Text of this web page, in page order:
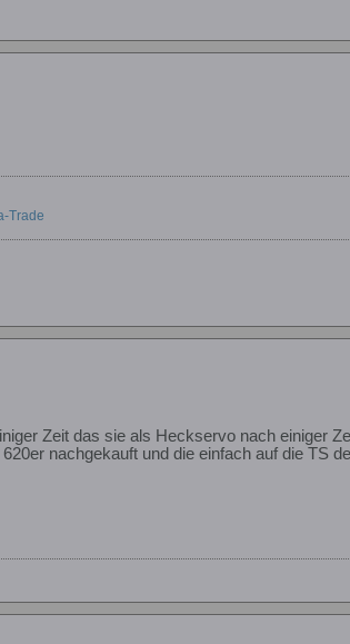
Trade
Zeit das sie als Heckservo nach einiger
nachgekauft und die einfach auf die TS